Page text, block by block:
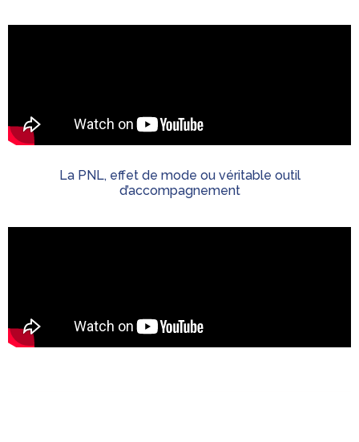
La PNL, effet de mode ou véritable outil
d’accompagnement